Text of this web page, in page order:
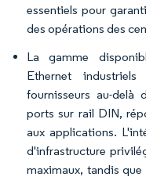
essentiels pour
des opérations des
La gamme
Ethernet
fournisseurs au-delà
ports sur rail DIN,
aux applications.
d'infrastructure
maximaux, tandis